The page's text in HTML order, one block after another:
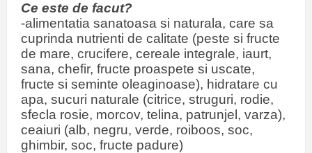
Ce este de facut?
-alimentatia sanatoasa si naturala, care sa
cuprinda nutrienti de calitate (peste si fructe
de mare, crucifere, cereale integrale, iaurt,
sana, chefir, fructe proaspete si uscate,
fructe si seminte oleaginoase), hidratare cu
apa, sucuri naturale (citrice, struguri, rodie,
sfecla rosie, morcov, telina, patrunjel, varza),
ceaiuri (alb, negru, verde, roiboos, soc,
ghimbir, soc, fructe padure)